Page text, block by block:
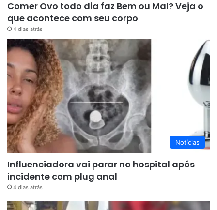
Comer Ovo todo dia faz Bem ou Mal? Veja o
que acontece com seu corpo
4 dias atrás
Notícias
Influenciadora vai parar no hospital após
incidente com plug anal
4 dias atrás